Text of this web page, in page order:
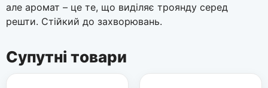
але аромат – це те, що виділяє троянду серед
решти. Стійкий до захворювань.
Супутні товари